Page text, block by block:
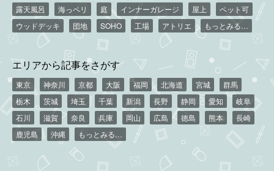
露天風呂
海っペリ 庭 インナーガレージ 屋上
ペット可
ウッドデッキ
団地 SOHO 工場 アトリエ もっとみる…
エリアから記事をさがす
東京 神奈川 京都 大阪 福岡 北海道 宮城
群馬
栃木
茨城 埼玉 千葉 新潟 長野 静岡 愛知
岐阜
石川
滋賀 奈良 兵庫 岡山 広島 徳島 熊本
長崎
鹿児島
沖縄 もっとみる…